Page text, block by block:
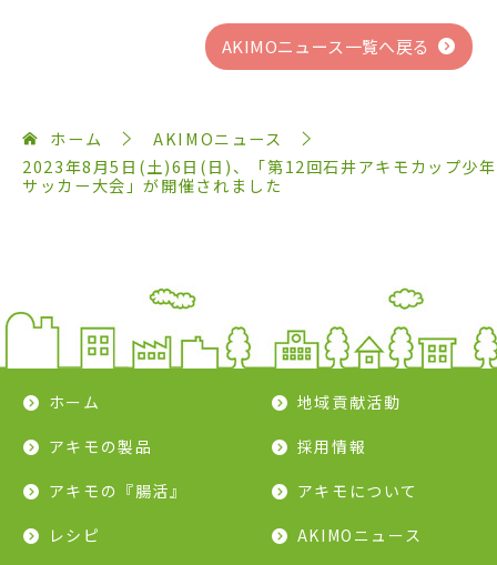
AKIMOニュース一覧へ戻る
ホーム
AKIMOニュース
2023年8月5日(土)6日(日)、「第12回石井アキモカップ少年
サッカー大会」が開催されました
ホーム
アキモの製品
アキモの『腸活』
レシピ
地域貢献活動
採用情報
アキモについて
AKIMOニュース